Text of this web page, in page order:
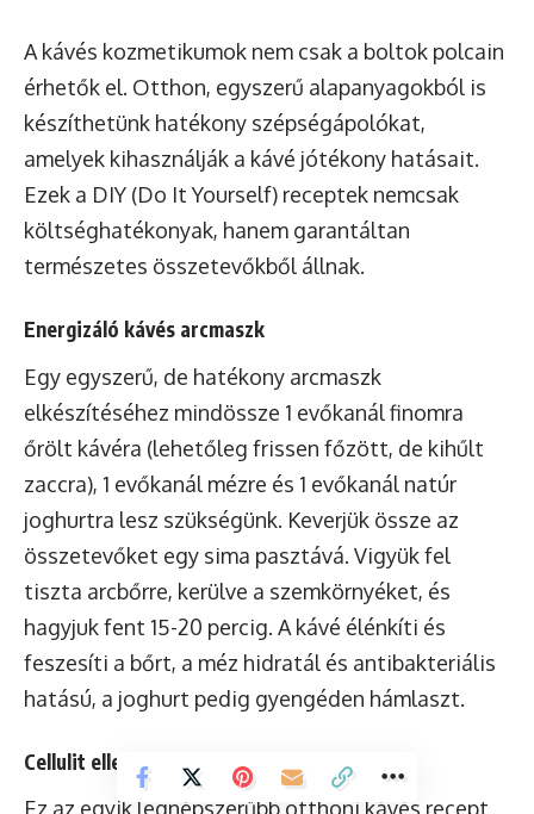
A kávés kozmetikumok nem csak a boltok polcain
érhetők el. Otthon, egyszerű alapanyagokból is
készíthetünk hatékony szépségápolókat,
amelyek kihasználják a kávé jótékony hatásait.
Ezek a DIY (Do It Yourself) receptek nemcsak
költséghatékonyak, hanem garantáltan
természetes összetevőkből állnak.
Energizáló kávés arcmaszk
Egy egyszerű, de hatékony arcmaszk
elkészítéséhez mindössze 1 evőkanál finomra
őrölt kávéra (lehetőleg frissen főzött, de kihűlt
zaccra), 1 evőkanál mézre és 1 evőkanál natúr
joghurtra lesz szükségünk. Keverjük össze az
összetevőket egy sima pasztává. Vigyük fel
tiszta arcbőrre, kerülve a szemkörnyéket, és
hagyjuk fent 15-20 percig. A kávé élénkíti és
feszesíti a bőrt, a méz hidratál és antibakteriális
hatású, a joghurt pedig gyengéden hámlaszt.
Cellulit elleni kávés testradír
Ez az egyik legnépszerűbb otthoni kávés recept.